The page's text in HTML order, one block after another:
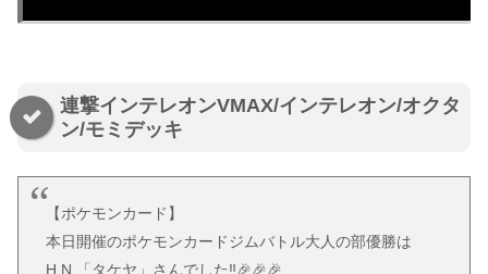
連撃インテレオンVMAX/インテレオン/オクタ
ン/モミデッキ
【ポケモンカード】
本日開催のポケモンカードジムバトル大人の部優勝は
H.N.「タケヤ」さんでした‼️🎉🎉🎉